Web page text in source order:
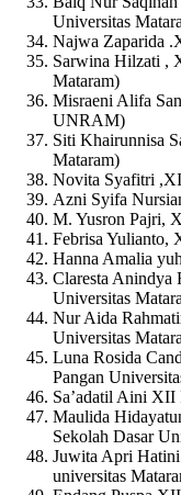
Universitas
Najwa Zaparida
Sarwina Hilzati ,
Mataram)
Misraeni Alifa
UNRAM)
Siti Khairunnisa
Mataram)
Novita Syafitri
Azni Syifa
M. Yusron Pajri,
Febrisa Yulianto,
Hanna Amalia
Claresta Anindya
Universitas
Nur Aida
Universitas
Luna Rosida
Pangan
Sa’adatil Aini
Maulida
Sekolah Dasar
Juwita Apri
universitas